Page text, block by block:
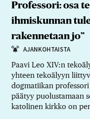
Professori: osa
ihmiskunnan
rakennetaan jo”
AJANKOHTAISTA
Paavi Leo XIV:n
yhteen tekoälyyn
dogmatiikan professori
päätyy puolustamaan
katolinen kirkko on